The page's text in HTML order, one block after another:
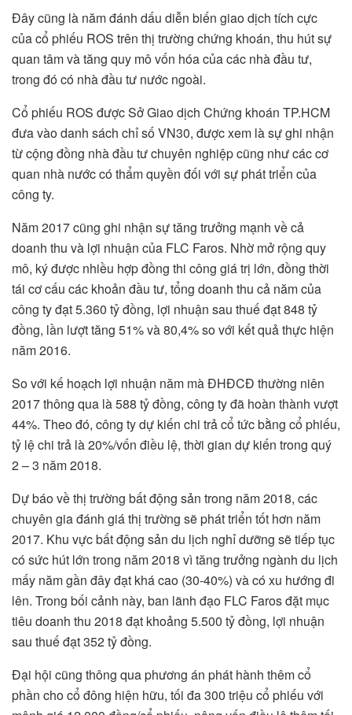
Đây cũng là năm đánh dấu diễn biến giao dịch tích cực
của cổ phiếu ROS trên thị trường chứng khoán, thu hút sự
quan tâm và tăng quy mô vốn hóa của các nhà đầu tư,
trong đó có nhà đầu tư nước ngoài.
Cổ phiếu ROS được Sở Giao dịch Chứng khoán TP.HCM
đưa vào danh sách chỉ số VN30, được xem là sự ghi nhận
từ cộng đồng nhà đầu tư chuyên nghiệp cũng như các cơ
quan nhà nước có thẩm quyền đối với sự phát triển của
công ty.
Năm 2017 cũng ghi nhận sự tăng trưởng mạnh về cả
doanh thu và lợi nhuận của FLC Faros. Nhờ mở rộng quy
mô, ký được nhiều hợp đồng thi công giá trị lớn, đồng thời
tái cơ cấu các khoản đầu tư, tổng doanh thu cả năm của
công ty đạt 5.360 tỷ đồng, lợi nhuận sau thuế đạt 848 tỷ
đồng, lần lượt tăng 51% và 80,4% so với kết quả thực hiện
năm 2016.
So với kế hoạch lợi nhuận năm mà ĐHĐCĐ thường niên
2017 thông qua là 588 tỷ đồng, công ty đã hoàn thành vượt
44%. Theo đó, công ty dự kiến chi trả cổ tức bằng cổ phiếu,
tỷ lệ chi trả là 20%/vốn điều lệ, thời gian dự kiến trong quý
2 – 3 năm 2018.
Dự báo về thị trường bất động sản trong năm 2018, các
chuyên gia đánh giá thị trường sẽ phát triển tốt hơn năm
2017. Khu vực bất động sản du lịch nghỉ dưỡng sẽ tiếp tục
có sức hút lớn trong năm 2018 vì tăng trưởng ngành du lịch
mấy năm gần đây đạt khá cao (30-40%) và có xu hướng đi
lên. Trong bối cảnh này, ban lãnh đạo FLC Faros đặt mục
tiêu doanh thu 2018 đạt khoảng 5.500 tỷ đồng, lợi nhuận
sau thuế đạt 352 tỷ đồng.
Đại hội cũng thông qua phương án phát hành thêm cổ
phần cho cổ đông hiện hữu, tối đa 300 triệu cổ phiếu với